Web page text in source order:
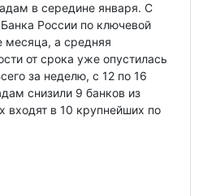
в середине января. С
России по ключевой
месяца, а средняя
от срока уже опустилась
за неделю, с 12 по 16
снизили 9 банков из
входят в 10 крупнейших по